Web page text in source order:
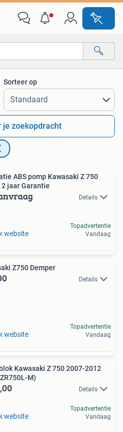
Sorteer op
je zoekopdracht
ABS pomp Kawasaki Z 750
2 jaar Garantie
Details
website
Topadvertentie
Vandaag
Z750 Demper
Details
website
Topadvertentie
Vandaag
Kawasaki Z 750 2007-2012
M)
Details
website
Topadvertentie
Vandaag